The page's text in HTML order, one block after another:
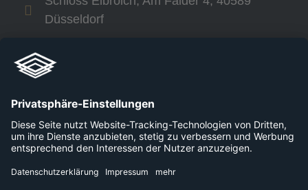
Düsseldorf
Links
Unternehmen
Plattformen